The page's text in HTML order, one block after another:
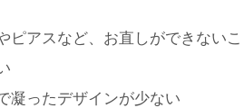
ピアスなど、お直しができない
凝ったデザインが少ない